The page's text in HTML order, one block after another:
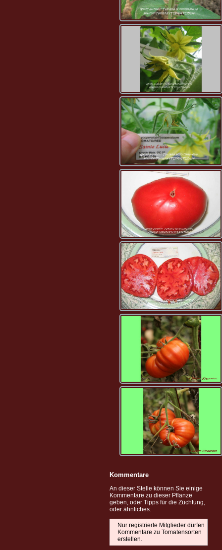
Kommentare
An dieser Stelle können Sie einige
Kommentare zu dieser Pflanze
geben, oder Tipps für die Züchtung,
oder ähnliches.
Nur registrierte Mitglieder dürfen
Kommentare zu Tomatensorten
erstellen.